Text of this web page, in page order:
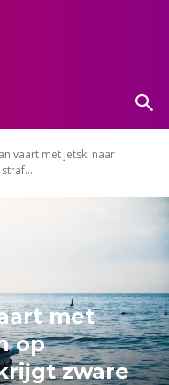
vaart met jetski naar
met
op
zware